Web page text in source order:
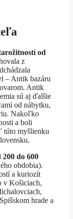
od
z
– Antik bazáru
Antik
sú aj ďalšie
od nábytku,
Nakoľko
a boli
túto myšlienku
do 600
obdobia).
a kuriozít
v Košiciach,
hrade a